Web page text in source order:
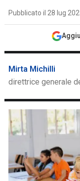
Pubblicato il 28 lug
Mirta Michilli
direttrice generale